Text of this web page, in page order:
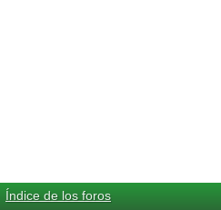
Índice de los foros